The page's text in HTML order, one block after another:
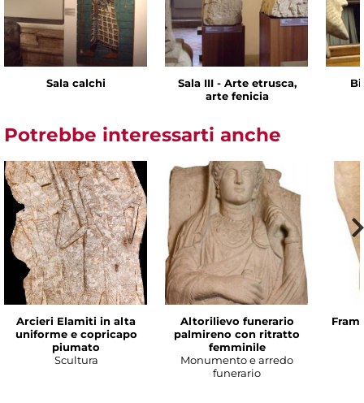
Sala calchi
Sala III - Arte etrusca,
arte fenicia
Potrebbe interessarti anche
Arcieri Elamiti in alta
uniforme e copricapo
piumato
Scultura
Altorilievo funerario
palmireno con ritratto
femminile
Monumento e arredo
funerario